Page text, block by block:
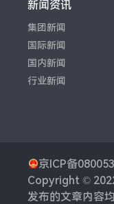
新闻资讯
集团新闻
国际新闻
国内新闻
行业新闻
京ICP备
Copyright ©
发布的文章内容